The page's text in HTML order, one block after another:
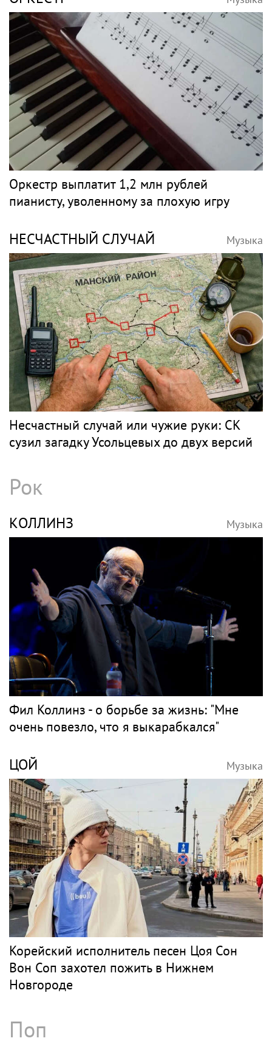
Оркестр выплатит 1,2 млн рублей
пианисту, уволенному за плохую игру
НЕСЧАСТНЫЙ СЛУЧАЙ Музыка
Несчастный случай или чужие руки: СК
сузил загадку Усольцевых до двух версий
Рок
КОЛЛИНЗ Музыка
Фил Коллинз - о борьбе за жизнь: "Мне
очень повезло, что я выкарабкался"
ЦОЙ Музыка
Корейский исполнитель песен Цоя Сон
Вон Соп захотел пожить в Нижнем
Новгороде
Поп